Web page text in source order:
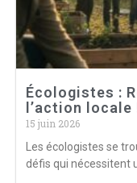
Écologistes :
l’action
15 juin 2026
Les écologistes se
défis qui nécessitent